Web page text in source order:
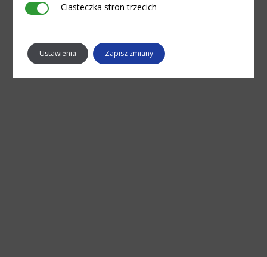
Ciasteczka stron trzecich
Ciasteczka stron trzecich
Ustawienia Zapisz zmiany